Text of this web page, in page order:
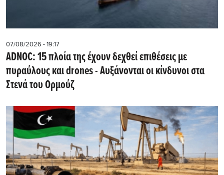
07/08/2026 - 19:17
ADNOC: 15 πλοία της έχουν δεχθεί επιθέσεις με
πυραύλους και drones - Aυξάνονται οι κίνδυνοι στα
Στενά του Ορμούζ